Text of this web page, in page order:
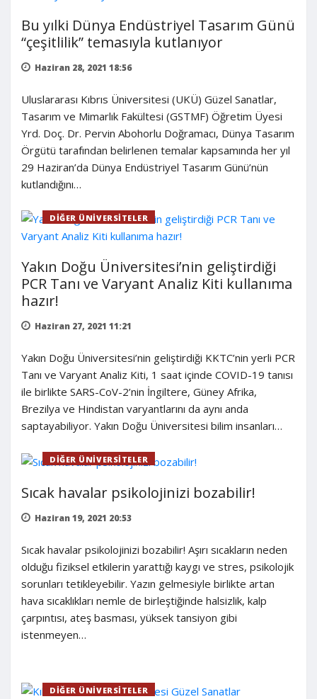
Bu yılki Dünya Endüstriyel Tasarım Günü
“çeşitlilik” temasıyla kutlanıyor
Haziran 28, 2021 18:56
Uluslararası Kıbrıs Üniversitesi (UKÜ) Güzel Sanatlar,
Tasarım ve Mimarlık Fakültesi (GSTMF) Öğretim Üyesi
Yrd. Doç. Dr. Pervin Abohorlu Doğramacı, Dünya Tasarım
Örgütü tarafından belirlenen temalar kapsamında her yıl
29 Haziran’da Dünya Endüstriyel Tasarım Günü’nün
kutlandığını…
DIĞER ÜNIVERSITELER
Yakın Doğu Üniversitesi’nin geliştirdiği
PCR Tanı ve Varyant Analiz Kiti kullanıma
hazır!
Haziran 27, 2021 11:21
Yakın Doğu Üniversitesi’nin geliştirdiği KKTC’nin yerli PCR
Tanı ve Varyant Analiz Kiti, 1 saat içinde COVID-19 tanısı
ile birlikte SARS-CoV-2’nin İngiltere, Güney Afrika,
Brezilya ve Hindistan varyantlarını da aynı anda
saptayabiliyor. Yakın Doğu Üniversitesi bilim insanları…
DIĞER ÜNIVERSITELER
Sıcak havalar psikolojinizi bozabilir!
Haziran 19, 2021 20:53
Sıcak havalar psikolojinizi bozabilir! Aşırı sıcakların neden
olduğu fiziksel etkilerin yarattığı kaygı ve stres, psikolojik
sorunları tetikleyebilir. Yazın gelmesiyle birlikte artan
hava sıcaklıkları nemle de birleştiğinde halsizlik, kalp
çarpıntısı, ateş basması, yüksek tansiyon gibi
istenmeyen…
DIĞER ÜNIVERSITELER